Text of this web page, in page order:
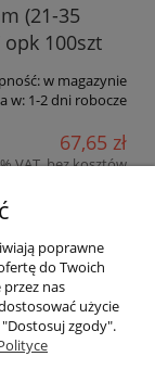
(21-35
100szt
w magazynie
w: 1-2 dni robocze
67,65 zł
VAT, bez kosztów
netto:
do koszyka
25 »
poprawne
do Twoich
nas
użycie
zgody".